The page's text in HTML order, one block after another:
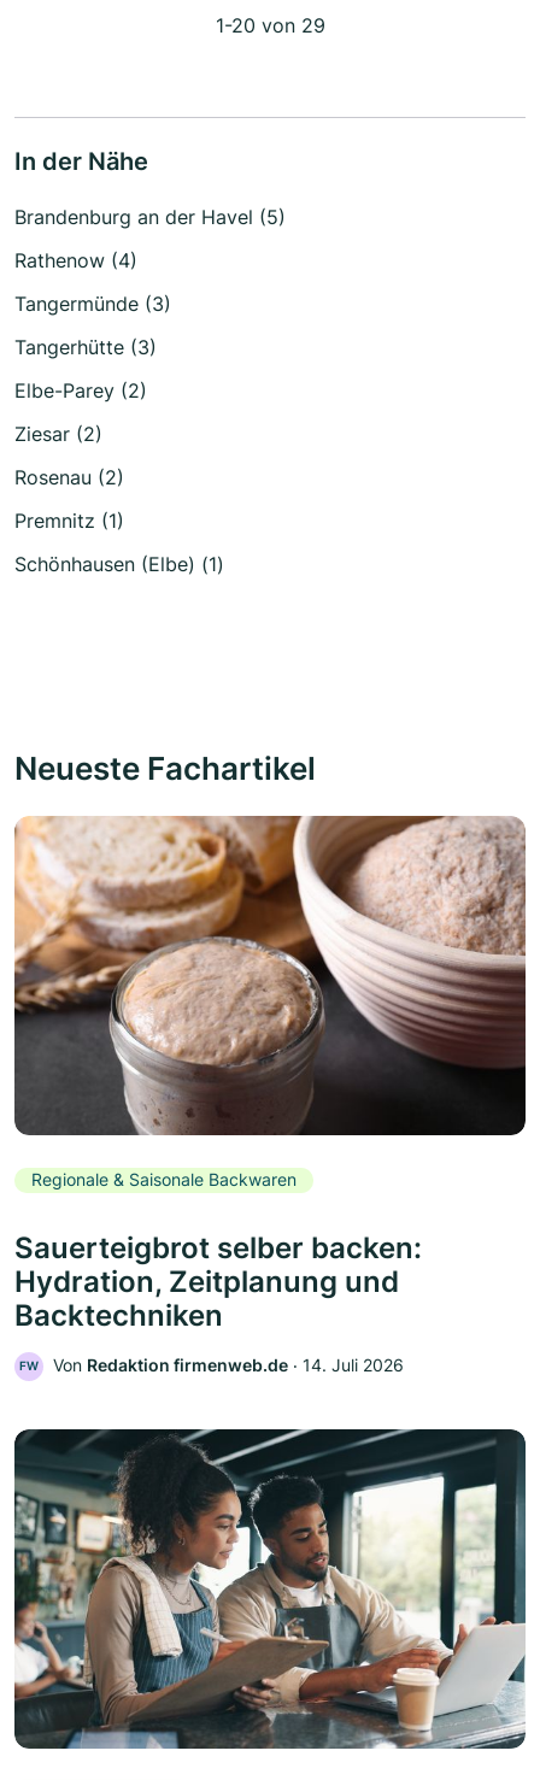
1-20 von 29
In der Nähe
Brandenburg an der Havel (5)
Rathenow (4)
Tangermünde (3)
Tangerhütte (3)
Elbe-Parey (2)
Ziesar (2)
Rosenau (2)
Premnitz (1)
Schönhausen (Elbe) (1)
Neueste Fachartikel
Regionale & Saisonale Backwaren
Sauerteigbrot selber backen:
Hydration, Zeitplanung und
Backtechniken
FW Von Redaktion firmenweb.de ‧ 14. Juli 2026